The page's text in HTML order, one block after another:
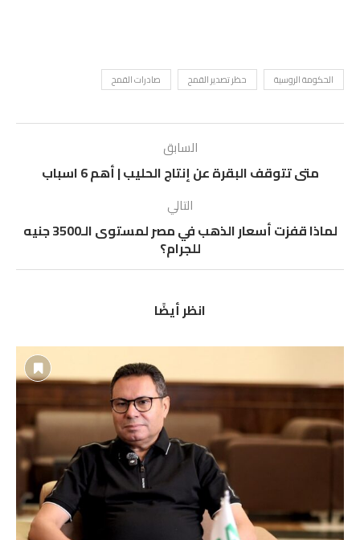
الحكومة الروسية حظر تصدير القمح صادرات القمح
السابق
متى تتوقف البقرة عن إنتاج الحليب | أهم 6 اسباب
التالي
لماذا قفزت أسعار الذهب في مصر لمستوى الـ3500 جنيه
للجرام؟
انظر أيضًا